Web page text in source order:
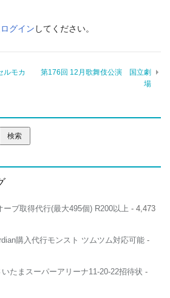
ログイン してください。
ルモカ
第176回 12月歌舞伎公演 国立劇
場
ブ取得代行(最大495個) R200以上 - 4,473
購入代行モンスト ツムツム対応可能 -
たまスーパーアリーナ11-20-22招待状 -